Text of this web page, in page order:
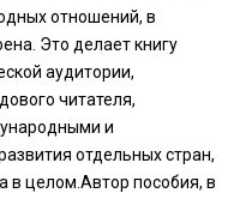
отношений, в
Это делает книгу
аудитории,
читателя,
и
отдельных стран,
в целом.Автор пособия, в